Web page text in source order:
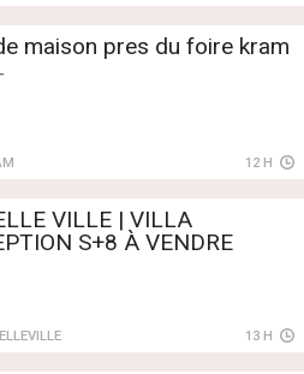
maison pres du foire kram
12 H
VILLE | VILLA
S+8 À VENDRE
13 H